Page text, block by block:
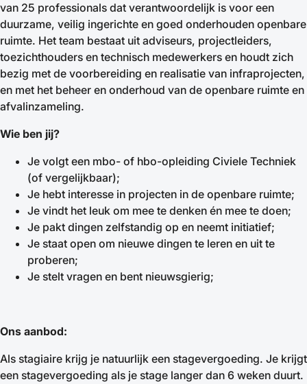
van 25 professionals dat verantwoordelijk is voor een
duurzame, veilig ingerichte en goed onderhouden openbare
ruimte. Het team bestaat uit adviseurs, projectleiders,
toezichthouders en technisch medewerkers en houdt zich
bezig met de voorbereiding en realisatie van infraprojecten,
en met het beheer en onderhoud van de openbare ruimte en
afvalinzameling.
Wie ben jij?
Je volgt een mbo- of hbo-opleiding Civiele Techniek
(of vergelijkbaar);
Je hebt interesse in projecten in de openbare ruimte;
Je vindt het leuk om mee te denken én mee te doen;
Je pakt dingen zelfstandig op en neemt initiatief;
Je staat open om nieuwe dingen te leren en uit te
proberen;
Je stelt vragen en bent nieuwsgierig;
Ons aanbod:
Als stagiaire krijg je natuurlijk een stagevergoeding. Je krijgt
een stagevergoeding als je stage langer dan 6 weken duurt.